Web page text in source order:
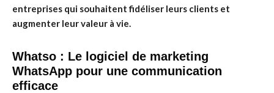
entreprises qui souhaitent fidéliser leurs clients et
augmenter leur valeur à vie.
Whatso : Le logiciel de marketing
WhatsApp pour une communication
efficace